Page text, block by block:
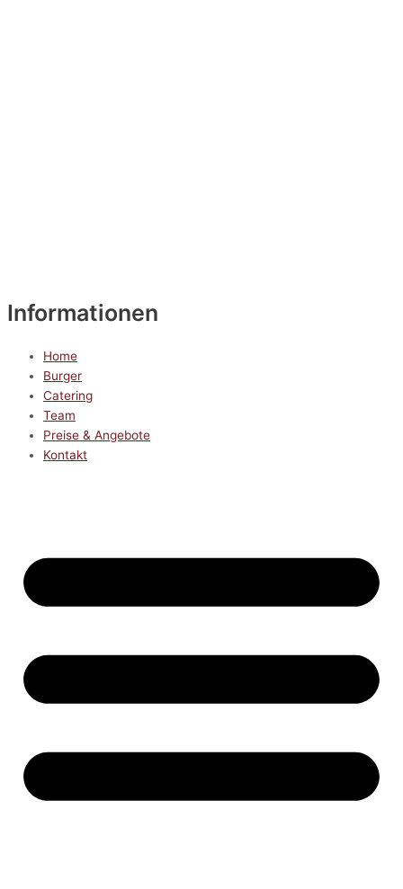
Informationen
Home
Burger
Catering
Team
Preise & Angebote
Kontakt